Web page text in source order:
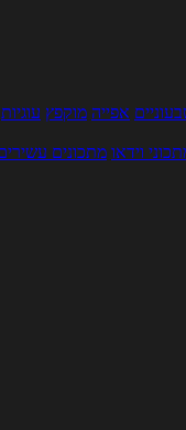
אפייה מוקפץ עוגיות
וידאו מתכונים